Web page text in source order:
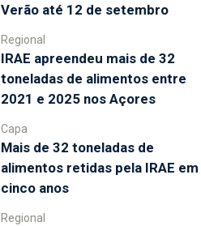
Verão até 12 de setembro
Regional
IRAE apreendeu mais de 32
toneladas de alimentos entre
2021 e 2025 nos Açores
Capa
Mais de 32 toneladas de
alimentos retidas pela IRAE em
cinco anos
Regional